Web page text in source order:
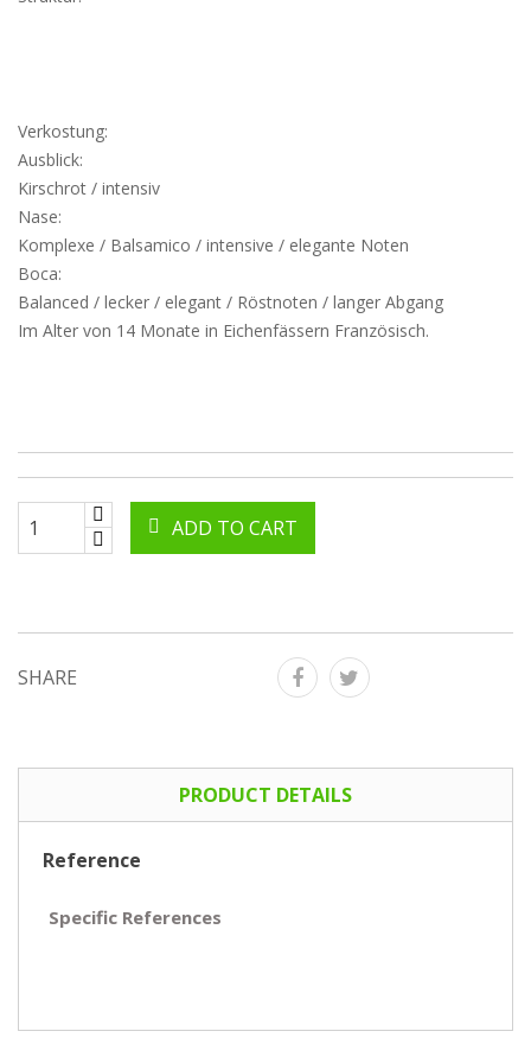
Verkostung:
Ausblick:
Kirschrot / intensiv
Nase:
Komplexe / Balsamico / intensive / elegante Noten
Boca:
Balanced / lecker / elegant / Röstnoten / langer Abgang
Im Alter von 14 Monate in Eichenfässern Französisch.
ADD TO CART
SHARE
PRODUCT DETAILS
Reference
Specific References